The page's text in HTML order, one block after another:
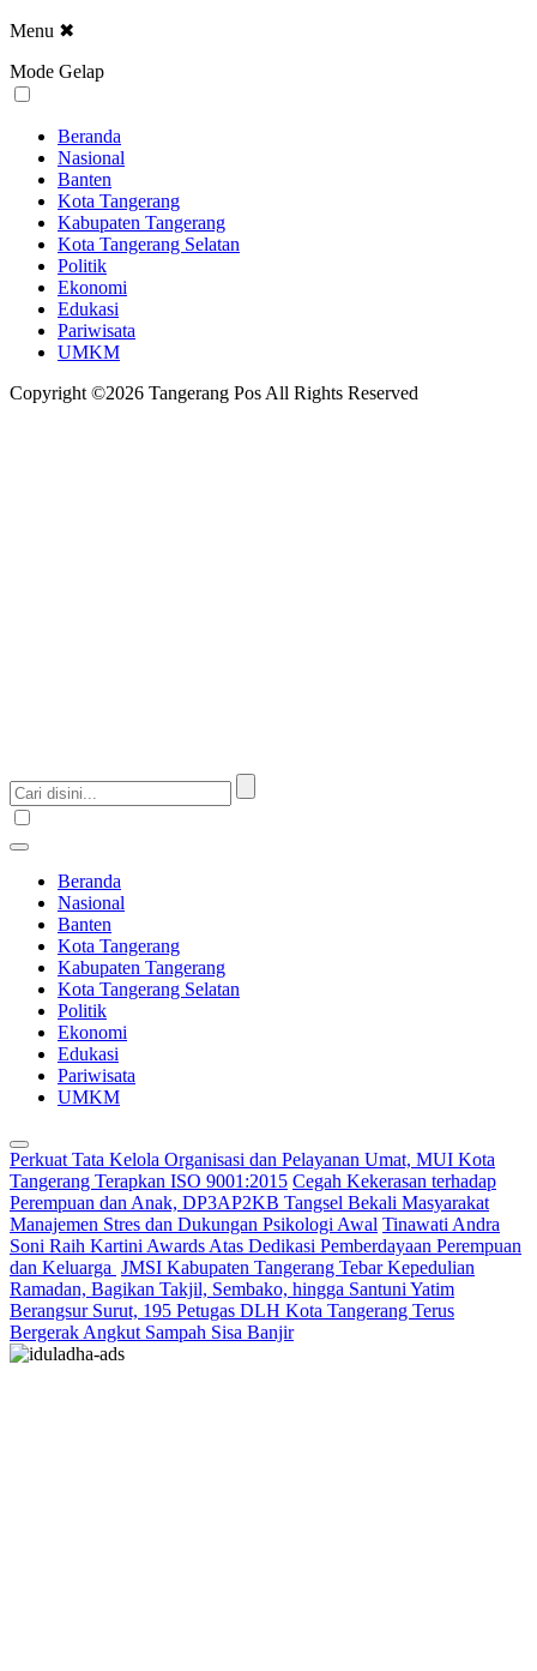
Menu ✖
Mode Gelap
Beranda
Nasional
Banten
Kota Tangerang
Kabupaten Tangerang
Kota Tangerang Selatan
Politik
Ekonomi
Edukasi
Pariwisata
UMKM
Copyright ©2026 Tangerang Pos All Rights Reserved
Beranda
Nasional
Banten
Kota Tangerang
Kabupaten Tangerang
Kota Tangerang Selatan
Politik
Ekonomi
Edukasi
Pariwisata
UMKM
Perkuat Tata Kelola Organisasi dan Pelayanan Umat, MUI Kota
Tangerang Terapkan ISO 9001:2015 Cegah Kekerasan terhadap
Perempuan dan Anak, DP3AP2KB Tangsel Bekali Masyarakat
Manajemen Stres dan Dukungan Psikologi Awal Tinawati Andra
Soni Raih Kartini Awards Atas Dedikasi Pemberdayaan Perempuan
dan Keluarga JMSI Kabupaten Tangerang Tebar Kepedulian
Ramadan, Bagikan Takjil, Sembako, hingga Santuni Yatim
Berangsur Surut, 195 Petugas DLH Kota Tangerang Terus
Bergerak Angkut Sampah Sisa Banjir